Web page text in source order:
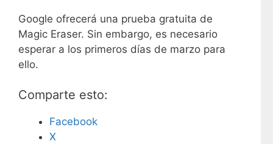
Google ofrecerá una prueba gratuita de
Magic Eraser. Sin embargo, es necesario
esperar a los primeros días de marzo para
ello.
Comparte esto:
Facebook
X